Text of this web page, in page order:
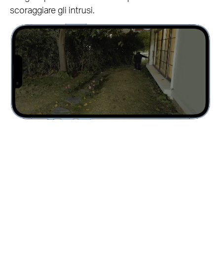
scoraggiare gli intrusi.